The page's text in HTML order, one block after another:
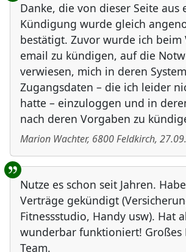
Danke, die von dieser Seite aus
Kündigung wurde gleich
bestätigt. Zuvor wurde ich beim
email zu kündigen, auf die
verwiesen, mich in deren
Zugangsdaten – die ich leider
hatte – einzuloggen und in
nach deren Vorgaben zu
Marion Wachter, 6800Feldkirch,
Nutze es schon seit Jahren.
Verträge gekündigt
Fitnessstudio, Handy usw). Hat
wunderbar funktioniert! Großes
Team.